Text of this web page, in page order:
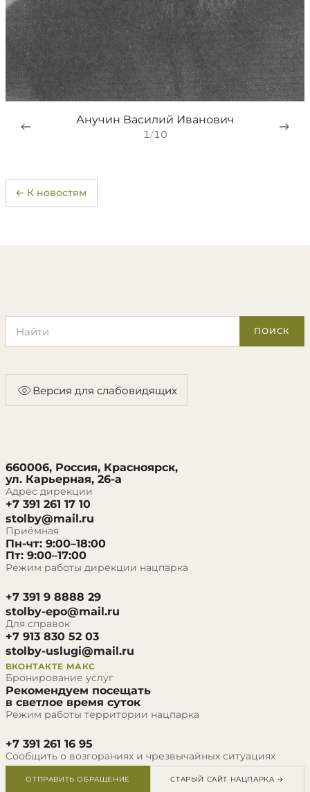
Анучин Василий Иванович
1/10
← К новостям
ПОИСК
Версия для слабовидящих
660006, Россия, Красноярск,
ул. Карьерная, 26-а
Адрес дирекции
+7 391 261 17 10
stolby@mail.ru
Приёмная
Пн-чт: 9:00–18:00
Пт: 9:00–17:00
Режим работы дирекции нацпарка
+7 391 9 8888 29
stolby-epo@mail.ru
Для справок
+7 913 830 52 03
stolby-uslugi@mail.ru
ВКОНТАКТЕ МАКС
Бронирование услуг
Рекомендуем посещать
в светлое время суток
Режим работы территории нацпарка
+7 391 261 16 95
Сообщить о возгораниях и чрезвычайных ситуациях
ОТПРАВИТЬ ОБРАЩЕНИЕ СТАРЫЙ САЙТ НАЦПАРКА →